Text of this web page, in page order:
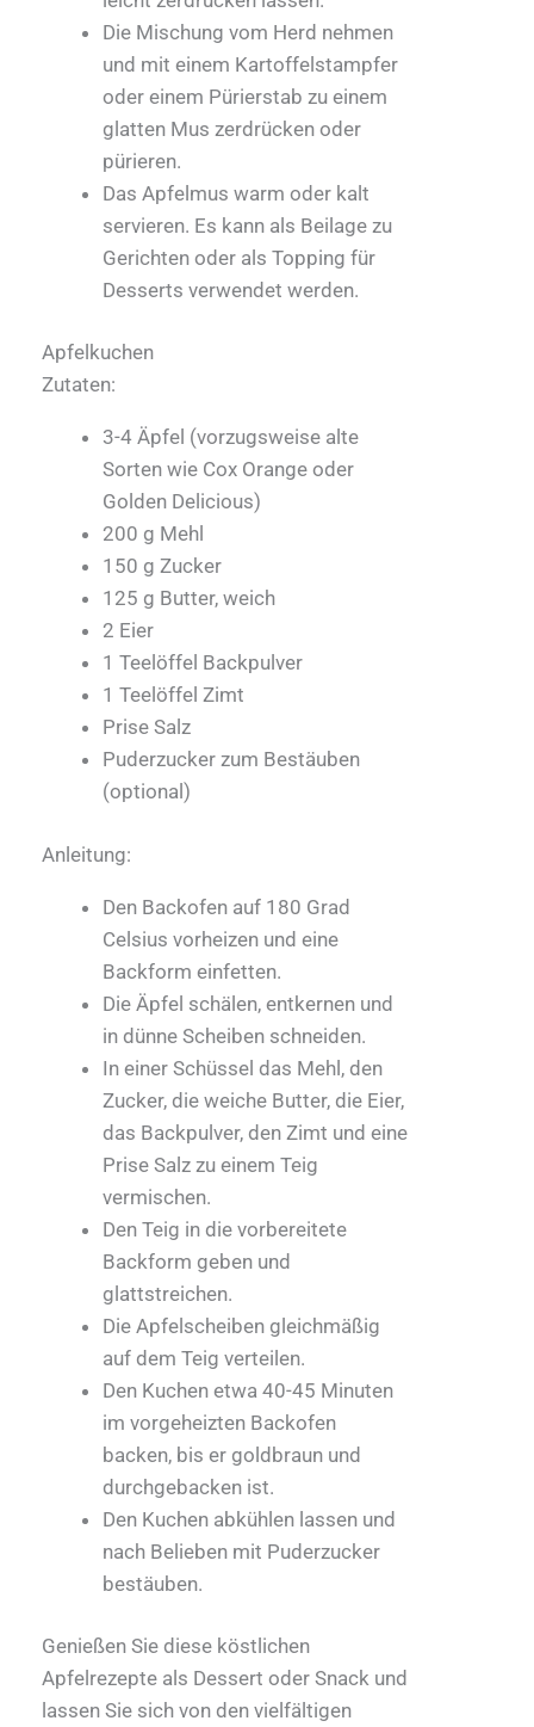
Die Mischung vom Herd nehmen
und mit einem Kartoffelstampfer
oder einem Pürierstab zu einem
glatten Mus zerdrücken oder
pürieren.
Das Apfelmus warm oder kalt
servieren. Es kann als Beilage zu
Gerichten oder als Topping für
Desserts verwendet werden.
Apfelkuchen
Zutaten:
3-4 Äpfel (vorzugsweise alte
Sorten wie Cox Orange oder
Golden Delicious)
200 g Mehl
150 g Zucker
125 g Butter, weich
2 Eier
1 Teelöffel Backpulver
1 Teelöffel Zimt
Prise Salz
Puderzucker zum Bestäuben
(optional)
Anleitung:
Den Backofen auf 180 Grad
Celsius vorheizen und eine
Backform einfetten.
Die Äpfel schälen, entkernen und
in dünne Scheiben schneiden.
In einer Schüssel das Mehl, den
Zucker, die weiche Butter, die Eier,
das Backpulver, den Zimt und eine
Prise Salz zu einem Teig
vermischen.
Den Teig in die vorbereitete
Backform geben und
glattstreichen.
Die Apfelscheiben gleichmäßig
auf dem Teig verteilen.
Den Kuchen etwa 40-45 Minuten
im vorgeheizten Backofen
backen, bis er goldbraun und
durchgebacken ist.
Den Kuchen abkühlen lassen und
nach Belieben mit Puderzucker
bestäuben.
Genießen Sie diese köstlichen
Apfelrezepte als Dessert oder Snack und
lassen Sie sich von den vielfältigen